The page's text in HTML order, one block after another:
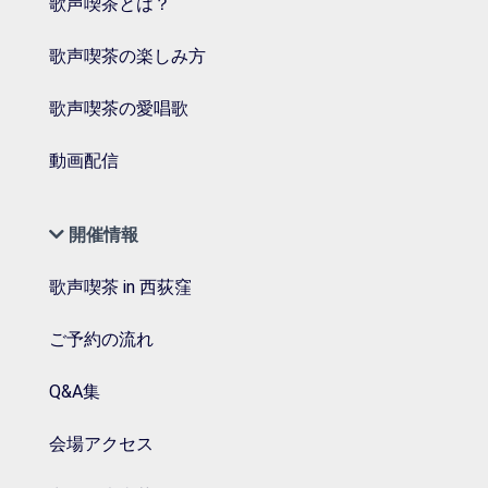
歌声喫茶の楽しみ方
歌声喫茶の愛唱歌
動画配信
開催情報
歌声喫茶 in 西荻窪
ご予約の流れ
Q&A集
会場アクセス